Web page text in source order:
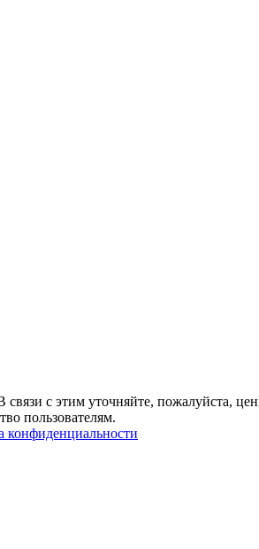
с этим уточняйте, пожалуйста,
пользователям.
конфиденциальности